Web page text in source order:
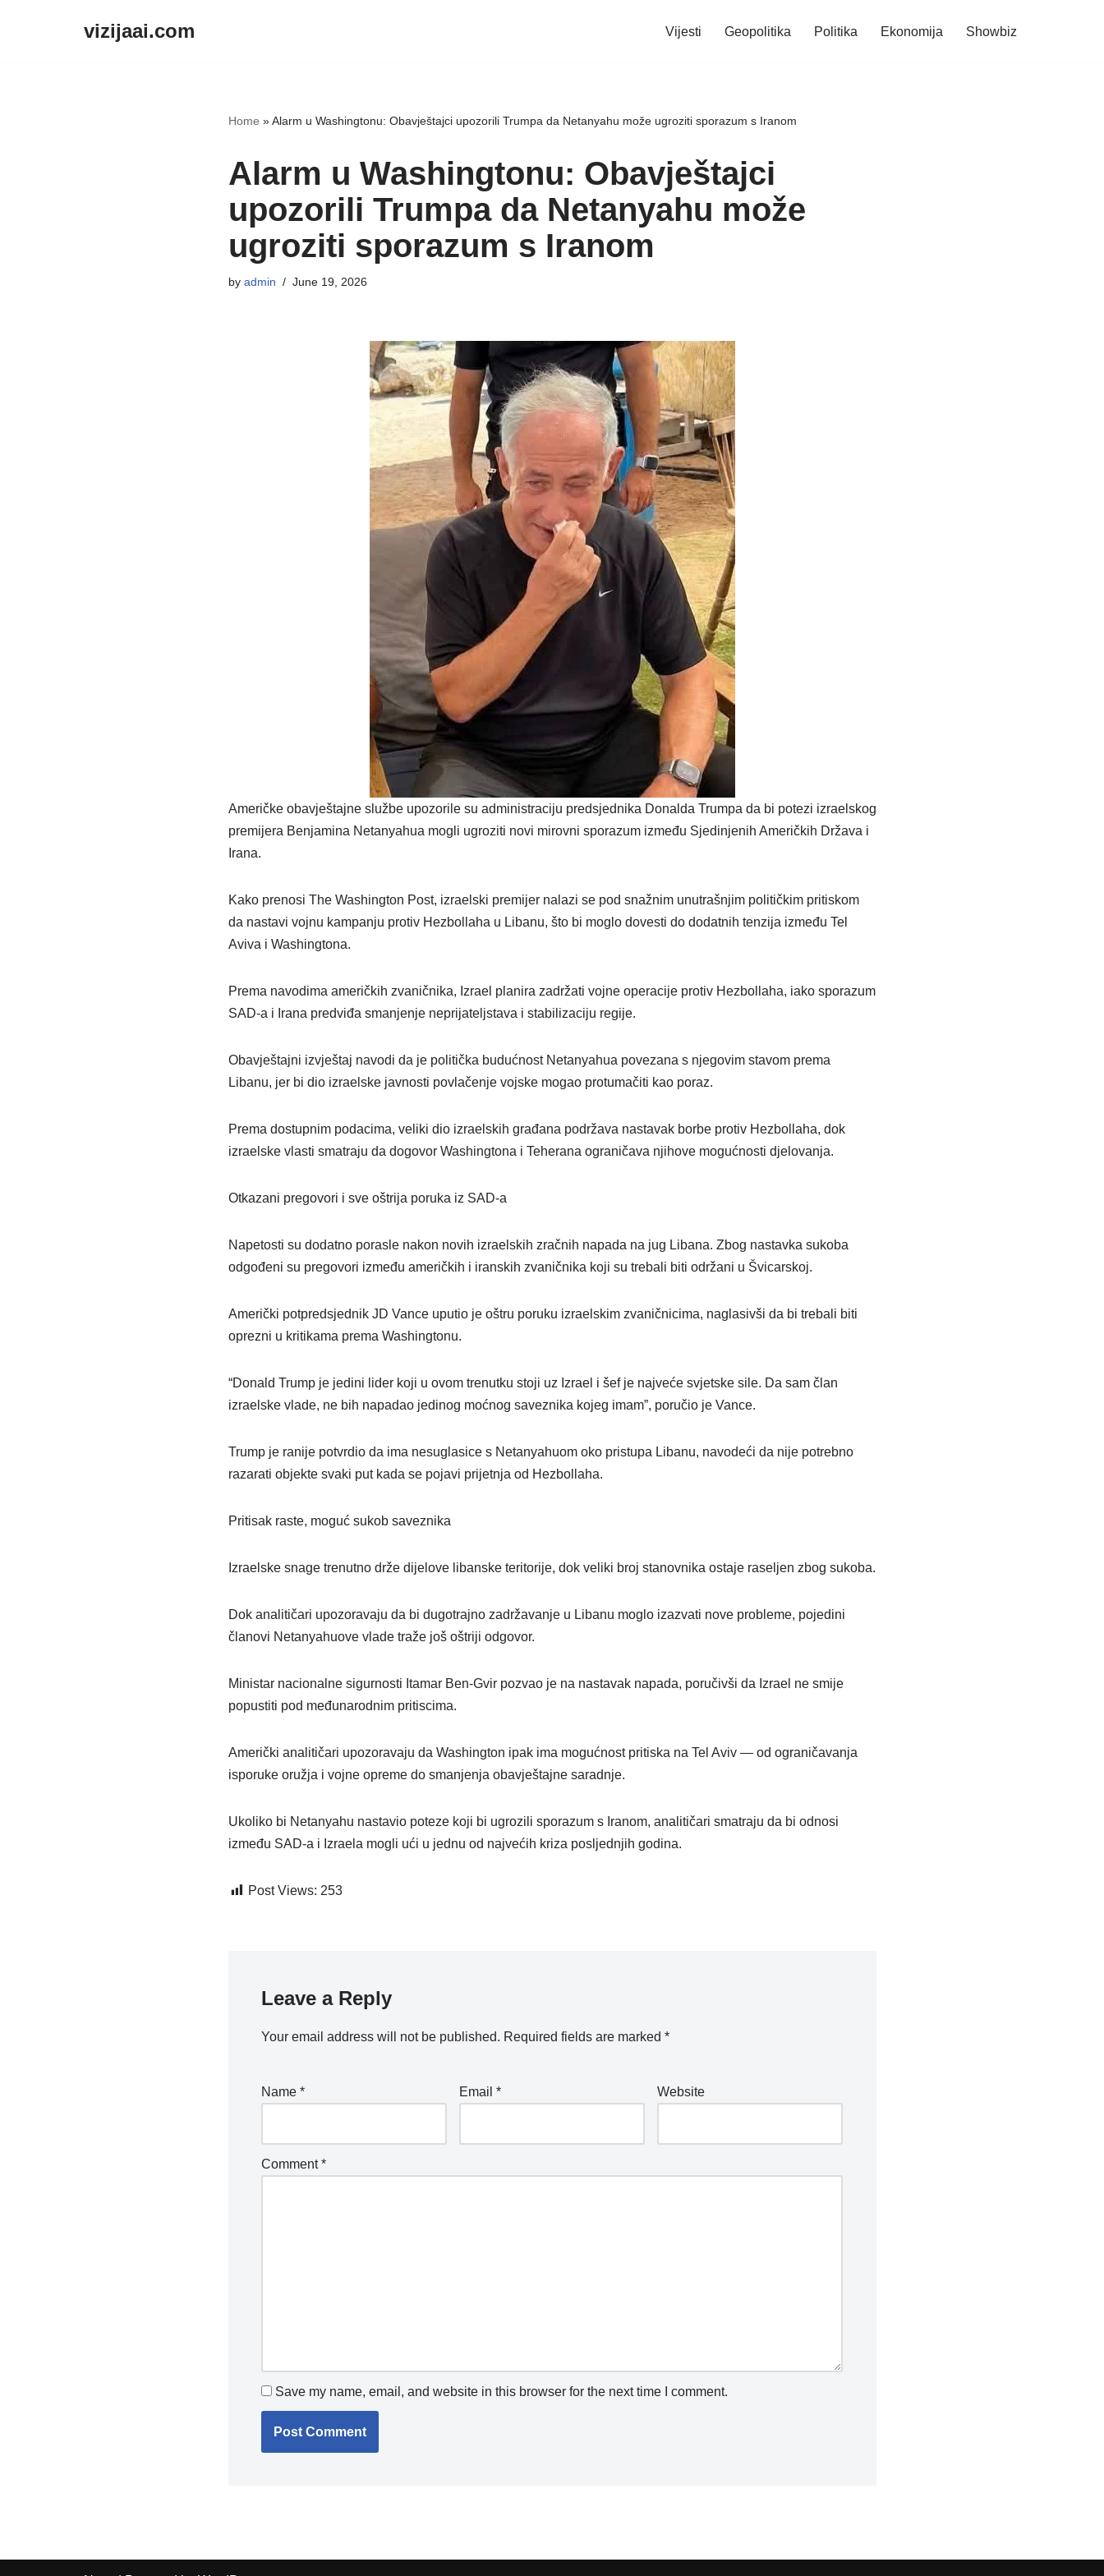
vizijaai.com Vijesti Geopolitika Politika Ekonomija Showbiz
Home »Alarm u Washingtonu: Obavještajci upozorili Trumpa da Netanyahu može ugroziti sporazum s Iranom
Alarm u Washingtonu: Obavještajci
upozorili Trumpa da Netanyahu može
ugroziti sporazum s Iranom
by admin June 19, 2026
Američke obavještajne službe upozorile su administraciju predsjednika Donalda Trumpa da bi potezi izraelskog
premijera Benjamina Netanyahua mogli ugroziti novi mirovni sporazum između Sjedinjenih Američkih Država i
Irana.
Kako prenosi The Washington Post, izraelski premijer nalazi se pod snažnim unutrašnjim političkim pritiskom
da nastavi vojnu kampanju protiv Hezbollaha u Libanu, što bi moglo dovesti do dodatnih tenzija između Tel
Aviva i Washingtona.
Prema navodima američkih zvaničnika, Izrael planira zadržati vojne operacije protiv Hezbollaha, iako sporazum
SAD-a i Irana predviđa smanjenje neprijateljstava i stabilizaciju regije.
Obavještajni izvještaj navodi da je politička budućnost Netanyahua povezana s njegovim stavom prema
Libanu, jer bi dio izraelske javnosti povlačenje vojske mogao protumačiti kao poraz.
Prema dostupnim podacima, veliki dio izraelskih građana podržava nastavak borbe protiv Hezbollaha, dok
izraelske vlasti smatraju da dogovor Washingtona i Teherana ograničava njihove mogućnosti djelovanja.
Otkazani pregovori i sve oštrija poruka iz SAD-a
Napetosti su dodatno porasle nakon novih izraelskih zračnih napada na jug Libana. Zbog nastavka sukoba
odgođeni su pregovori između američkih i iranskih zvaničnika koji su trebali biti održani u Švicarskoj.
Američki potpredsjednik JD Vance uputio je oštru poruku izraelskim zvaničnicima, naglasivši da bi trebali biti
oprezni u kritikama prema Washingtonu.
“Donald Trump je jedini lider koji u ovom trenutku stoji uz Izrael i šef je najveće svjetske sile. Da sam član
izraelske vlade, ne bih napadao jedinog moćnog saveznika kojeg imam”, poručio je Vance.
Trump je ranije potvrdio da ima nesuglasice s Netanyahuom oko pristupa Libanu, navodeći da nije potrebno
razarati objekte svaki put kada se pojavi prijetnja od Hezbollaha.
Pritisak raste, moguć sukob saveznika
Izraelske snage trenutno drže dijelove libanske teritorije, dok veliki broj stanovnika ostaje raseljen zbog sukoba.
Dok analitičari upozoravaju da bi dugotrajno zadržavanje u Libanu moglo izazvati nove probleme, pojedini
članovi Netanyahuove vlade traže još oštriji odgovor.
Ministar nacionalne sigurnosti Itamar Ben-Gvir pozvao je na nastavak napada, poručivši da Izrael ne smije
popustiti pod međunarodnim pritiscima.
Američki analitičari upozoravaju da Washington ipak ima mogućnost pritiska na Tel Aviv — od ograničavanja
isporuke oružja i vojne opreme do smanjenja obavještajne saradnje.
Ukoliko bi Netanyahu nastavio poteze koji bi ugrozili sporazum s Iranom, analitičari smatraju da bi odnosi
između SAD-a i Izraela mogli ući u jednu od najvećih kriza posljednjih godina.
Post Views: 253
Leave a Reply
Your email address will not be published. Required fields are marked *
Name * Email * Website
Comment*
Save my name, email, and website in this browser for the next time I comment.